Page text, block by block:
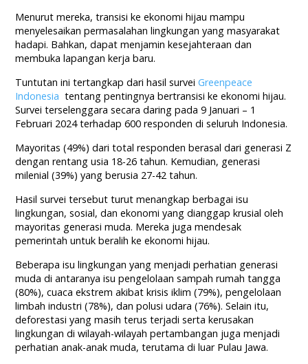
Menurut mereka, transisi ke ekonomi hijau mampu
menyelesaikan permasalahan lingkungan yang masyarakat
hadapi. Bahkan, dapat menjamin kesejahteraan dan
membuka lapangan kerja baru.
Tuntutan ini tertangkap dari hasil surveiGreenpeace
Indonesia tentang pentingnya bertransisi ke ekonomi hijau.
Survei terselenggara secara daring pada 9 Januari – 1
Februari 2024 terhadap 600 responden di seluruh Indonesia.
Mayoritas (49%) dari total responden berasal dari generasi Z
dengan rentang usia 18-26 tahun. Kemudian, generasi
milenial (39%) yang berusia 27-42 tahun.
Hasil survei tersebut turut menangkap berbagai isu
lingkungan, sosial, dan ekonomi yang dianggap krusial oleh
mayoritas generasi muda. Mereka juga mendesak
pemerintah untuk beralih ke ekonomi hijau.
Beberapa isu lingkungan yang menjadi perhatian generasi
muda di antaranya isu pengelolaan sampah rumah tangga
(80%), cuaca ekstrem akibat krisis iklim (79%), pengelolaan
limbah industri (78%), dan polusi udara (76%). Selain itu,
deforestasi yang masih terus terjadi serta kerusakan
lingkungan di wilayah-wilayah pertambangan juga menjadi
perhatian anak-anak muda, terutama di luar Pulau Jawa.